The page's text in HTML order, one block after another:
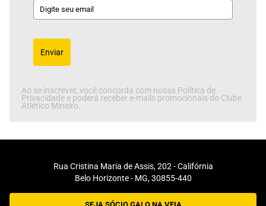
Enviar
Ao se inscrever, você concorda com nossa Política de
Privacidade e poderá receber e-mails promocionais do Clube
Atlético Mineiro.
Rua Cristina Maria de Assis, 202 - Califórnia
Belo Horizonte - MG, 30855-440